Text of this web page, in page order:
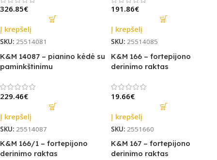
326.85€
Į krepšelį
SKU: 25514081
191.86€
Į krepšelį
SKU: 25514085
K&M 14087 – pianino kėdė su
paminkštinimu
229.46€
Į krepšelį
SKU: 25514087
K&M 166 – fortepijono
derinimo raktas
19.66€
Į krepšelį
SKU: 2551660
K&M 166/1 – fortepijono
derinimo raktas
K&M 167 – fortepijono
derinimo raktas